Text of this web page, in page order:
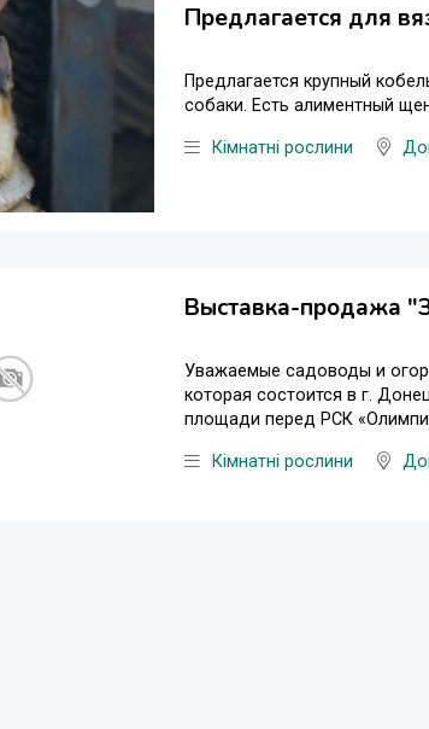
Предлагается для
Предлагается крупный
собаки. Есть алиментный
Кімнатні рослини
Выставка-продажа
Уважаемые садоводы и
которая состоится в г.
площади перед РСК
Кімнатні рослини